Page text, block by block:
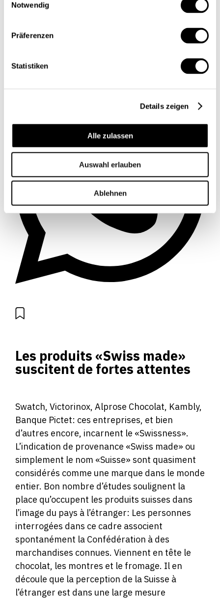
Notwendig
Präferenzen
Statistiken
Details zeigen
Alle zulassen
Auswahl erlauben
Ablehnen
Les produits «Swiss made»
suscitent de fortes attentes
Swatch, Victorinox, Alprose Chocolat, Kambly,
Banque Pictet: ces entreprises, et bien
d’autres encore, incarnent le «Swissness».
L’indication de provenance «Swiss made» ou
simplement le nom «Suisse» sont quasiment
considérés comme une marque dans le monde
entier. Bon nombre d’études soulignent la
place qu’occupent les produits suisses dans
l’image du pays à l’étranger: Les personnes
interrogées dans ce cadre associent
spontanément la Confédération à des
marchandises connues. Viennent en tête le
chocolat, les montres et le fromage. Il en
découle que la perception de la Suisse à
l’étranger est dans une large mesure